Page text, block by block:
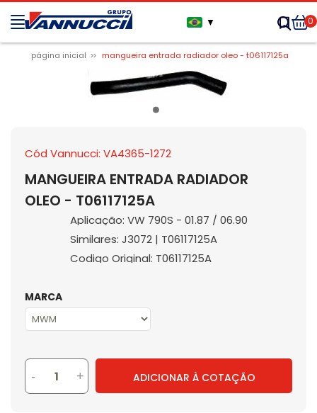
▼ 0
página inicial mangueira entrada radiador oleo - t06117125a
Cód Vannucci: VA4365-1272
MANGUEIRA ENTRADA RADIADOR
OLEO - T06117125A
Aplicação: VW 790S - 01.87 / 06.90
Similares: J3072 | T06117125A
Codigo Original: T06117125A
MARCA
- + ADICIONAR À COTAÇÃO